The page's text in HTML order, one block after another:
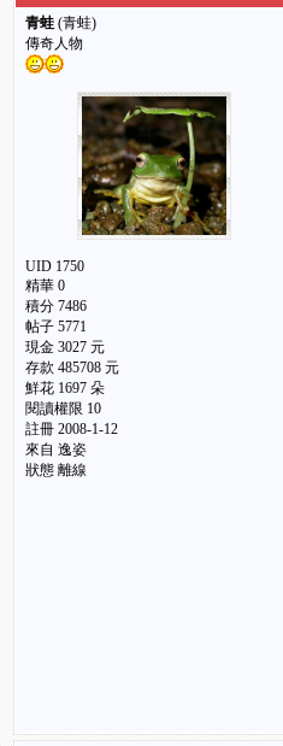
青蛙 (青蛙)
傳奇人物
UID 1750
精華 0
積分 7486
帖子 5771
現金 3027 元
存款 485708 元
鮮花 1697 朵
閱讀權限 10
註冊 2008-1-12
來自 逸姿
狀態 離線